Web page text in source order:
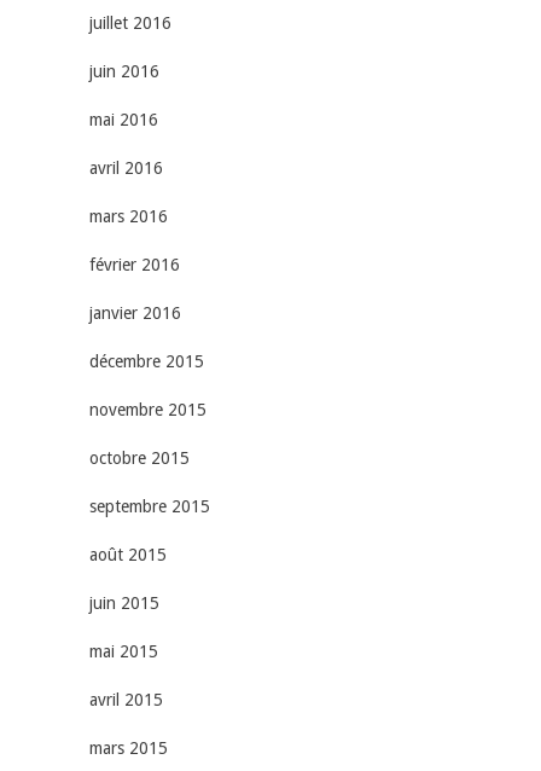
juillet 2016
juin 2016
mai 2016
avril 2016
mars 2016
février 2016
janvier 2016
décembre 2015
novembre 2015
octobre 2015
septembre 2015
août 2015
juin 2015
mai 2015
avril 2015
mars 2015